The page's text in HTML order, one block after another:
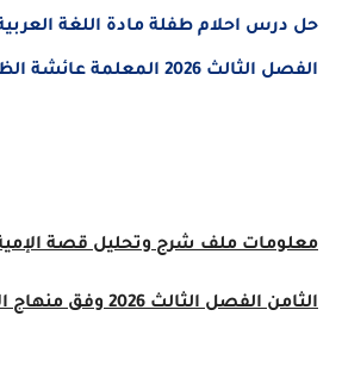
حل درس احلام طفلة مادة اللغة
الفصل الثالث 2026 المعلمة عائشة الظاهرى
معلومات ملف شرحوتحليل قصة
الثامن الفصل الثالث 2026 وفق منهاج الإمارات